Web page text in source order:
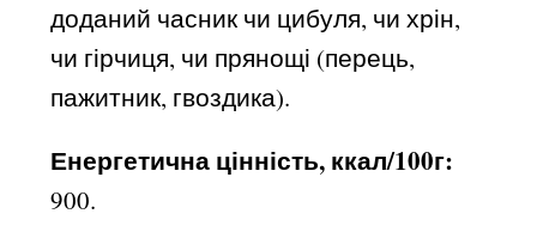
доданий часник чи цибуля, чи хрін,
чи гірчиця, чи прянощі (перець,
пажитник, гвоздика).
Енергетична цінність, ккал/100г:
900.